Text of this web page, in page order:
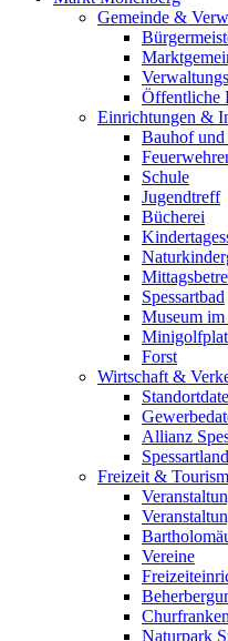
Gemeinde &
Öffentliche
Einrichtungen &
Bauhof und
Schule
Jugendtreff
Bücherei
Spessartbad
Museum
Forst
Wirtschaft &
Allianz
Spessartland
Freizeit &
Vereine
Naturpark